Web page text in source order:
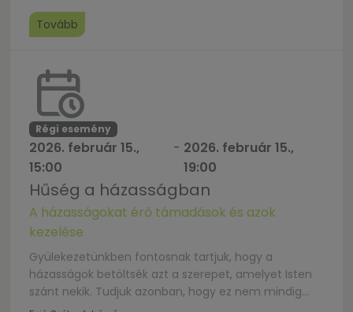
idő- és energiabefektetést igényel és különböző
készségeket, melyeket szükséges elsajátítatunk egy
a párkapcsolatok esetében sincs ez másképp. A […]
Tovább
Régi esemény
2026. február 15.,
15:00
- 2026. február 15.,
19:00
Hűség a házasságban
A házasságokat érő támadások és azok
kezelése
Gyülekezetünkben fontosnak tartjuk, hogy a
házasságok betöltsék azt a szerepet, amelyet Isten
szánt nekik. Tudjuk azonban, hogy ez nem mindig